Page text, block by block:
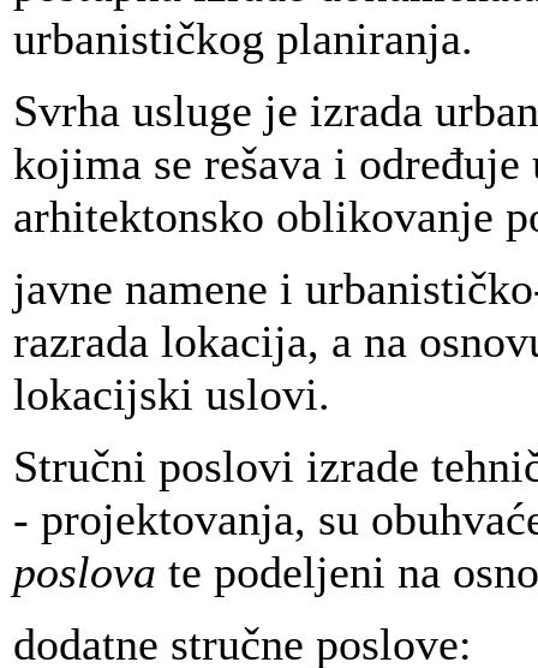
urbanističkog planiranja.
Svrha usluge je izrada
kojima se rešava i
arhitektonsko oblikovanje
javne namene i
razrada lokacija, a na
lokacijski uslovi.
Stručni poslovi izrade
- projektovanja, su
poslova te podeljeni na
dodatne stručne poslove: